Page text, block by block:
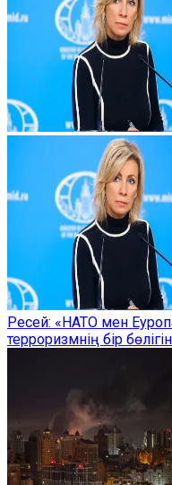
Ресей: «НАТО мен
терроризмнің бір